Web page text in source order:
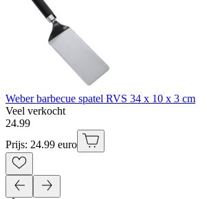
Weber barbecue spatel RVS 34 x 10 x 3 cm
Veel verkocht
24.99
Prijs: 24.99 euro